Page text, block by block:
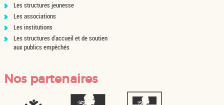
Les structures jeunesse
Les associations
Les institutions
Les structures d'accueil et de soutien
aux publics empêchés
Nos partenaires